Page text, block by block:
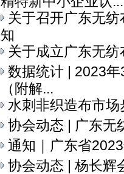
关于召开广东无
知
关于成立广东无
数据统计 | 2023
（附解...
水刺非织造布市
协会动态 | ​广东无
通知｜广东省
协会动态 | 杨长辉